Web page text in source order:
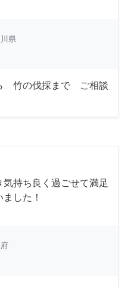
県
竹の伐採まで ご相談
持ち良く過ごせて満足
した！